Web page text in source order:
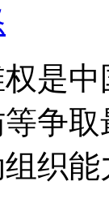
是
争
织